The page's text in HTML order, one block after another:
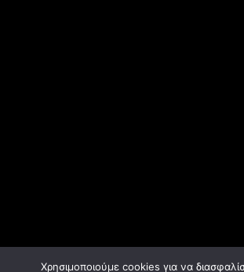
Χρησιμοποιούμε cookies για να